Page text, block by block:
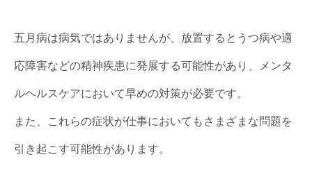
五月病は病気ではありませんが、放置するとうつ病や適
応障害などの精神疾患に発展する可能性があり、メンタ
ルヘルスケアにおいて早めの対策が必要です。
また、これらの症状が仕事においてもさまざまな問題を
引き起こす可能性があります。